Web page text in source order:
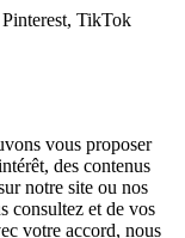
TikTok
vous proposer
des contenus
notre site ou nos
consultez et de vos
votre accord, nous